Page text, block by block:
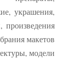
укра­шения,
макетов
модели